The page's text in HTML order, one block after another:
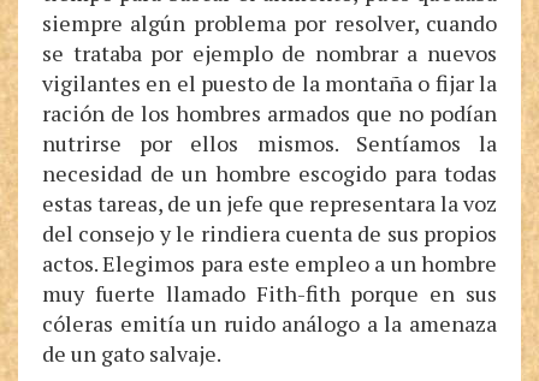
siempre algún problema por resolver, cuando
se trataba por ejemplo de nombrar a nuevos
vigilantes en el puesto de la montaña o fijar la
ración de los hombres armados que no podían
nutrirse por ellos mismos. Sentíamos la
necesidad de un hombre escogido para todas
estas tareas, de un jefe que representara la voz
del consejo y le rindiera cuenta de sus propios
actos. Elegimos para este empleo a un hombre
muy fuerte llamado Fith-fith porque en sus
cóleras emitía un ruido análogo a la amenaza
de un gato salvaje.